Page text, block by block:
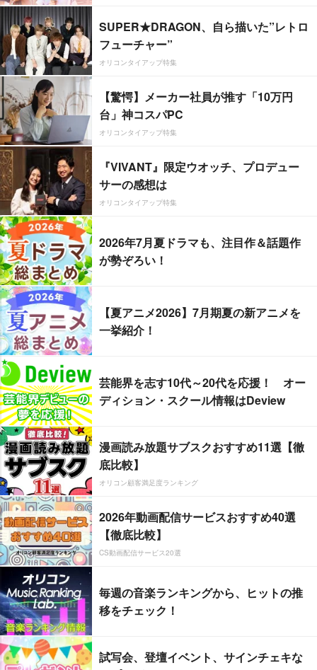
SUPER★DRAGON、自ら描いた”レトロ
フューチャー”
オリコンタイアップ特集
【驚愕】メーカー社員が推す「10万円
台」神コスパPC
オリコンタイアップ特集
『VIVANT』限定ウオッチ、プロデュー
サーの感想は
オリコンタイアップ特集
2026年7月夏ドラマも、注目作＆話題作
が勢ぞろい！
【夏アニメ2026】7月期夏の新アニメを
一挙紹介！
芸能界を志す10代～20代を応援！ オー
ディション・スクール情報はDeview
漫画読み放題サブスクおすすめ11選【徹
底比較】
オリコン顧客満足度ランキング
2026年動画配信サービスおすすめ40選
【徹底比較】
CS動画配信サービス20選
毎週の音楽ランキングから、ヒットの推
移をチェック！
試写会、登壇イベント、サインチェキな